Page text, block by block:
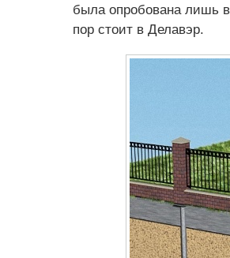
была опробована лишь в
пор стоит в Делавэр.